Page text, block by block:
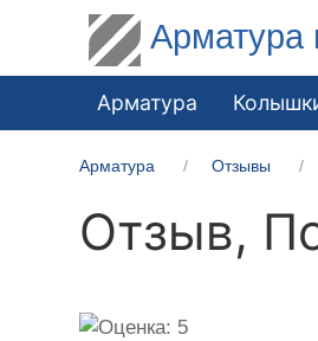
Арматура
Арматура
Арматура Отзывы
Отзыв,